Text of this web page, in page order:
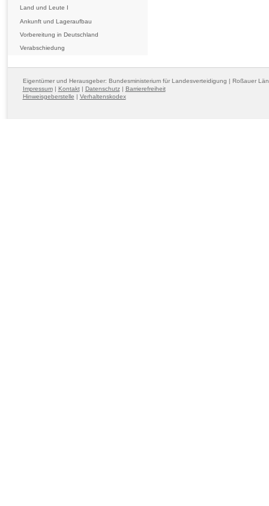
Land und Leute I
Ankunft und Lageraufbau
Vorbereitung in Deutschland
Verabschiedung
Eigentümer und Herausgeber: Bundesministerium für Landesverteidigung | Roßauer
Impressum| Kontakt| Datenschutz| Barrierefreiheit
Hinweisgeberstelle | Verhaltenskodex